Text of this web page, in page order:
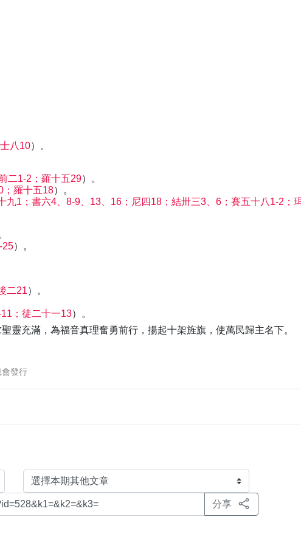
八10）。
二1-2；羅十五29）。
；羅十五18）。
九1；書六4、8-9、13、16；尼四18；結卅三3、6；賽五十八1-2；
25）。
二21）。
；徒二十一13）。
靈充滿，為福音真理奮勇前行，揚起十架旌旗，使萬民歸主名下。
發行
分享